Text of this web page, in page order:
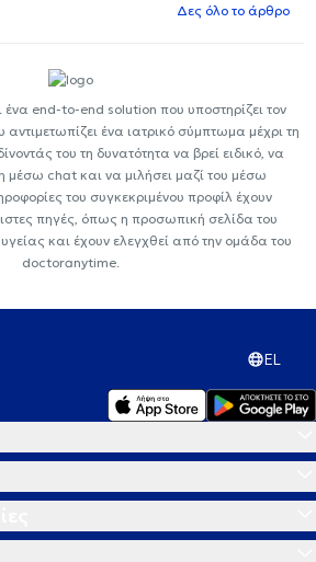
Δες όλο το άρθρο
end-to-end solution που υποστηρίζει τον
ένα ιατρικό σύμπτωμα μέχρι τη
του τη δυνατότητα να βρεί ειδικό, να
μέσω chat και να μιλήσει μαζί του μέσω
του συγκεκριμένου προφίλ έχουν
πηγές, όπως η προσωπική σελίδα του
και έχουν ελεγχθεί από την ομάδα του
doctoranytime.
EL